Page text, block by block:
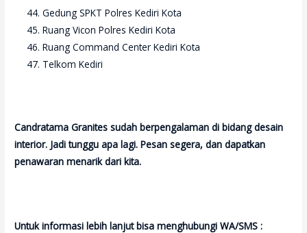
Gedung SPKT Polres Kediri Kota
Ruang Vicon Polres Kediri Kota
Ruang Command Center Kediri Kota
Telkom Kediri
Candratama Granites sudah berpengalaman di bidang desain
interior. Jadi tunggu apa lagi. Pesan segera, dan dapatkan
penawaran menarik dari kita.
Untuk informasi lebih lanjut bisa menghubungi WA/SMS :